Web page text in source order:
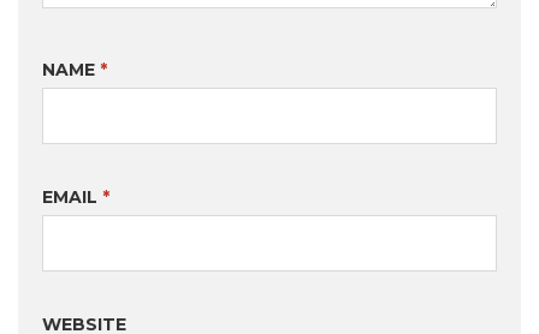
NAME *
EMAIL *
WEBSITE